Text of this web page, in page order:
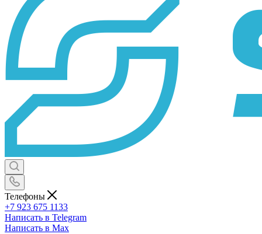
Телефоны
+7 923 675 1133
Написать в Telegram
Написать в Max